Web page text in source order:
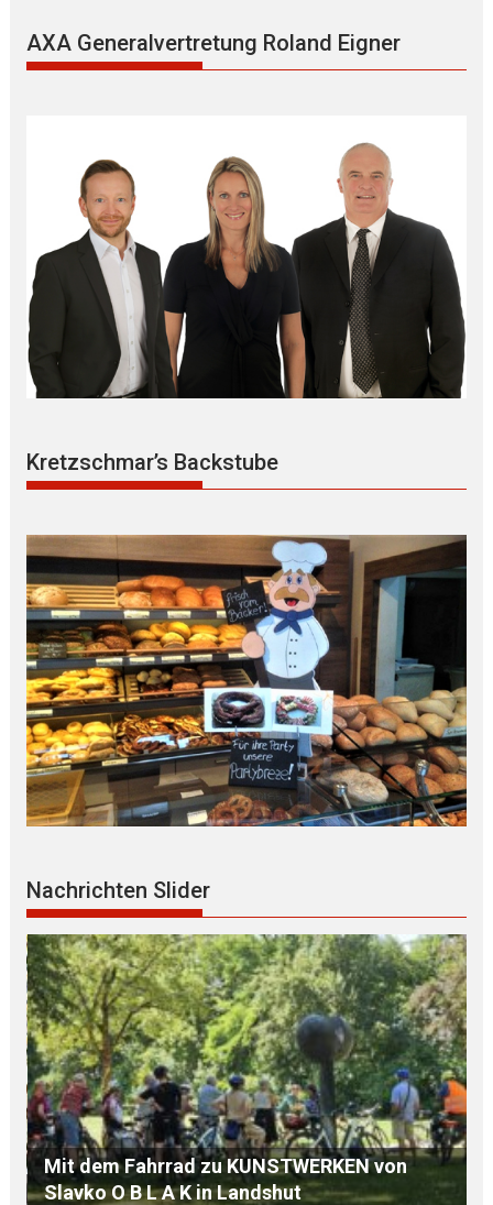
AXA Generalvertretung Roland Eigner
Kretzschmar’s Backstube
Nachrichten Slider
ÖDP Niederbayern unterstützt P E T I T I O N
und kritisiert „finanziellen KAHLSCHLAG bei
Familien“